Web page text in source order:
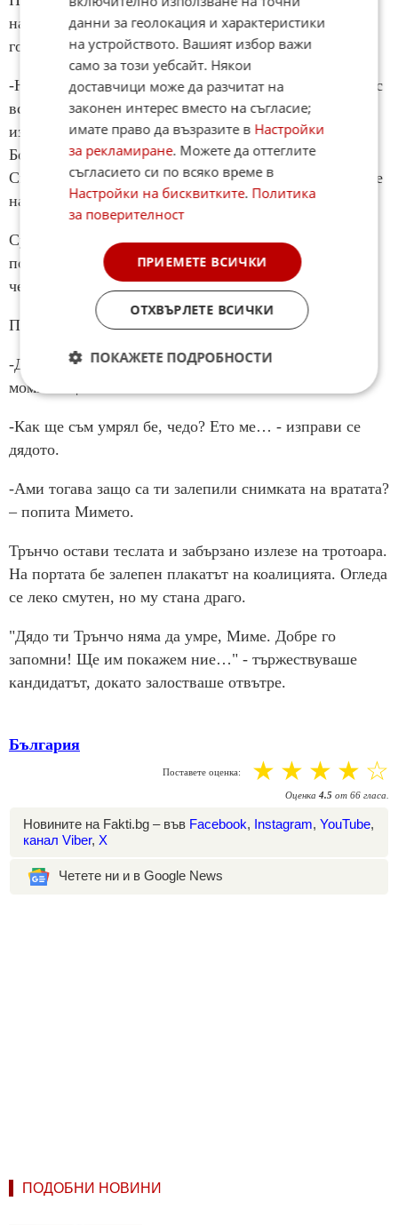
на мястото за подпис. Оставаха десет минути до
големия гаф.
-Наборе, Донка иде! – изкрещя Москвича и настъпи с
все сила Трънчо. Кандидатът подскочи, неусетно
изписа завъртулка и заби писеца в документа.
Богомилов грабна хартията и хукна навън.
Свечеряваше се. Москвича избърса чело и поръча две
наливни бири.
Сутринта бе ясна и свежа. Трънчо Дудев ковеше
покрива на кочината. Под размръзнатата дворна
чешма се киснеше новото буре.
По дворната пътека се спусна внучката Мими.
-Дядо, ама ти не си умрял! – радостно извика
момиченцето.
-Как ще съм умрял бе, чедо? Ето ме… - изправи се
дядото.
-Ами тогава защо са ти залепили снимката на вратата?
– попита Мимето.
Трънчо остави теслата и забързано излезе на тротоара.
На портата бе залепен плакатът на коалицията. Огледа
се леко смутен, но му стана драго.
"Дядо ти Трънчо няма да умре, Миме. Добре го
запомни! Ще им покажем ние…" - тържествуваше
кандидатът, докато залостваше отвътре.
България
Поставете оценка: ☆
☆
☆
☆
☆
Оценка 4.5 от 66 гласа.
Новините на Fakti.bg – във Facebook, Instagram, YouTube,
канал Viber, X
Четете ни и в Google News
ПОДОБНИ НОВИНИ
данни за геолокация и характеристики
на устройството. Вашият избор важи
само за този уебсайт. Някои
доставчици може да разчитат на
законен интерес вместо на съгласие;
имате право да възразите в Настройки
за рекламиране. Можете да оттеглите
съгласието си по всяко време в
Настройки на бисквитките. Политика
за поверителност
ПРИЕМЕТЕ ВСИЧКИ
ОТХВЪРЛЕТЕ ВСИЧКИ
ПОКАЖЕТЕ ПОДРОБНОСТИ